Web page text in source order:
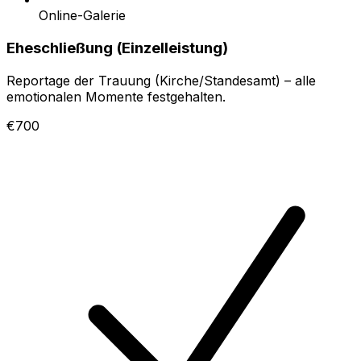
Online-Galerie
Eheschließung (Einzelleistung)
Reportage der Trauung (Kirche/Standesamt) – alle
emotionalen Momente festgehalten.
€700